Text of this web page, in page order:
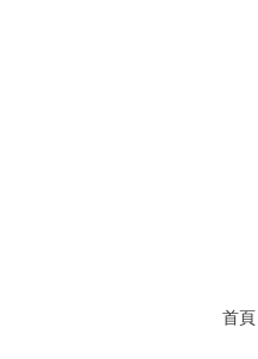
首頁